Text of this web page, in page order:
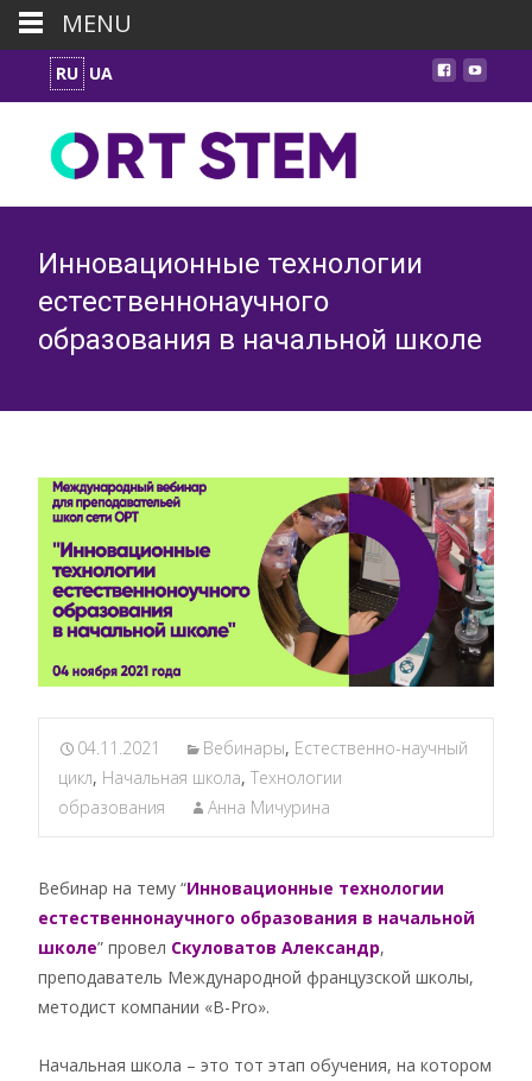
RU UA
Инновационные технологии
естественнонаучного
образования в начальной школе
04.11.2021 Вебинары, Естественно-научный
цикл, Начальная школа, Технологии
образования
Анна Мичурина
Вебинар на тему “Инновационные технологии
естественнонаучного образования в начальной
школе” провел Скуловатов Александр,
преподаватель Международной французской школы,
методист компании «B-Pro».
Начальная школа – это тот этап обучения, на котором
MENU